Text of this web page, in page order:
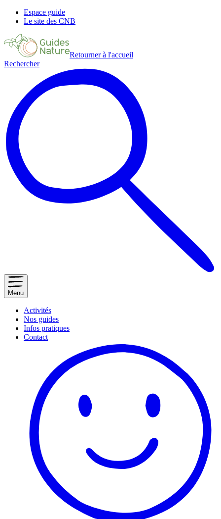
Espace guide
Le site des CNB
Retourner à l'accueil
Rechercher
Menu
Activités
Nos guides
Infos pratiques
Contact